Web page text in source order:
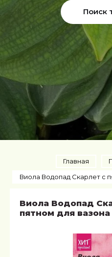
Поиск
Главная
Виола Водопад Скарлет с
Виола Водопад
пятном для